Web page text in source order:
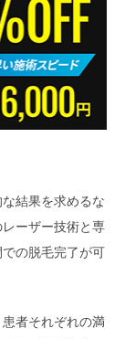
結果を求めるな
ーザー技術と専
の脱毛完了が可
者それぞれの満